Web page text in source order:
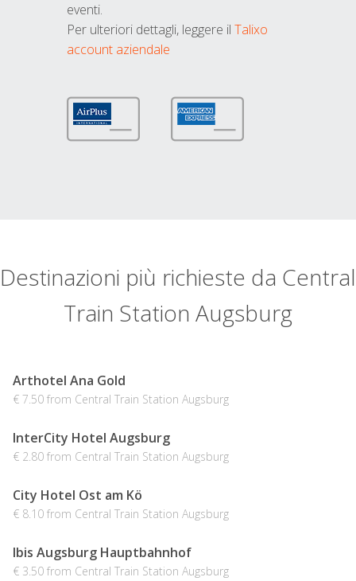
eventi.
Per ulteriori dettagli, leggere il Talixo
account aziendale
Destinazioni più richieste da Central
Train Station Augsburg
Arthotel Ana Gold
€ 7.50 from Central Train Station Augsburg
InterCity Hotel Augsburg
€ 2.80 from Central Train Station Augsburg
City Hotel Ost am Kö
€ 8.10 from Central Train Station Augsburg
Ibis Augsburg Hauptbahnhof
€ 3.50 from Central Train Station Augsburg